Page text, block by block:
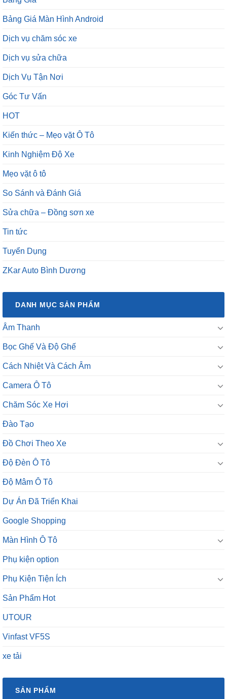
Bảng Giá Màn Hình Android
Dịch vụ chăm sóc xe
Dịch vụ sửa chữa
Dịch Vụ Tận Nơi
Góc Tư Vấn
HOT
Kiến thức – Mẹo vặt Ô Tô
Kinh Nghiệm Độ Xe
Mẹo vặt ô tô
So Sánh và Đánh Giá
Sửa chữa – Đồng sơn xe
Tin tức
Tuyển Dụng
ZKar Auto Bình Dương
DANH MỤC SẢN PHẨM
Âm Thanh
Bọc Ghế Và Độ Ghế
Cách Nhiệt Và Cách Âm
Camera Ô Tô
Chăm Sóc Xe Hơi
Đào Tạo
Đồ Chơi Theo Xe
Độ Đèn Ô Tô
Độ Mâm Ô Tô
Dự Án Đã Triển Khai
Google Shopping
Màn Hình Ô Tô
Phụ kiện option
Phụ Kiện Tiện Ích
Sản Phẩm Hot
UTOUR
Vinfast VF5S
xe tải
SẢN PHẨM